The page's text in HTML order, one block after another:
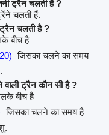
ट्रैन चलती हैं ?
चलती हैं.
चलती है ?
बीच है
जिसका चलने का समय
ट्रैन कौन सी है ?
बीच है
जिसका चलने का समय है